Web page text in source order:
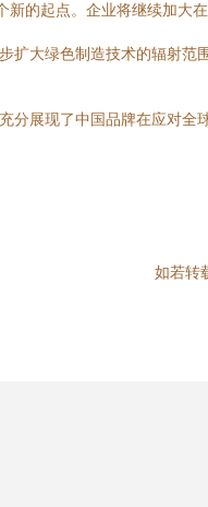
新的起点。企业将继续加
大绿色制造技术的辐射范
分展现了中国品牌在应对
如若转